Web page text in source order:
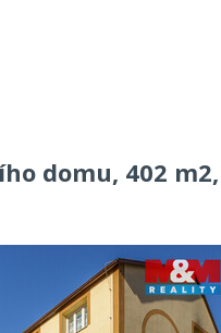
domu, 402